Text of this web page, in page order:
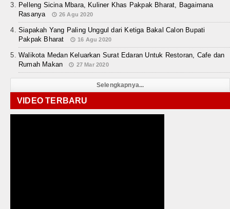
Pelleng Sicina Mbara, Kuliner Khas Pakpak Bharat, Bagaimana
Rasanya
26 Agu 2020
Siapakah Yang Paling Unggul dari Ketiga Bakal Calon Bupati
Pakpak Bharat
16 Agu 2020
Walikota Medan Keluarkan Surat Edaran Untuk Restoran, Cafe dan
Rumah Makan
27 Mar 2020
Selengkapnya...
VIDEO TERBARU